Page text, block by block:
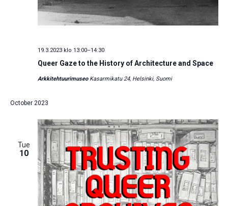
Queer Gaze to the History of Architecture and Space
19.3.2023 klo 13:00–14:30
Arkkitehtuurimuseo Kasarmikatu 24, Helsinki, Suomi
October 2023
Tue
10